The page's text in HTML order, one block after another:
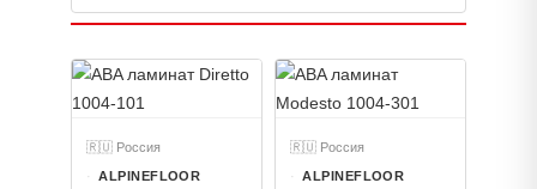
🇷🇺 Россия
ALPINEFLOOR
🇷🇺 Россия
ALPINEFLOOR